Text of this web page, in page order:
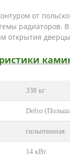
от
радиаторов.
открытия
338 кг
Defro
гильотинная
14 кВт